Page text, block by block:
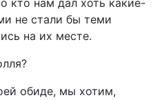
кто нам дал хоть какие-
не стали бы теми
на их месте.
обиде, мы хотим,